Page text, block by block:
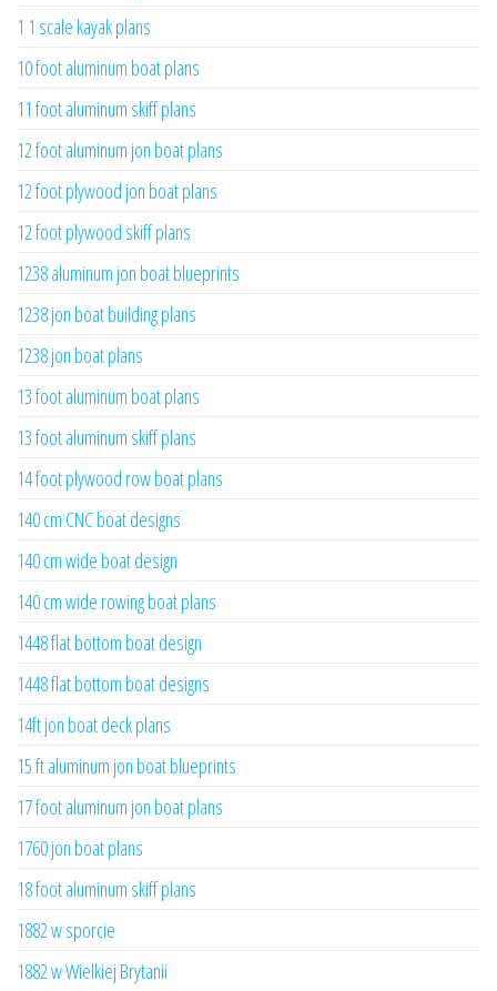
1 1 scale kayak plans
10 foot aluminum boat plans
11 foot aluminum skiff plans
12 foot aluminum jon boat plans
12 foot plywood jon boat plans
12 foot plywood skiff plans
1238 aluminum jon boat blueprints
1238 jon boat building plans
1238 jon boat plans
13 foot aluminum boat plans
13 foot aluminum skiff plans
14 foot plywood row boat plans
140 cm CNC boat designs
140 cm wide boat design
140 cm wide rowing boat plans
1448 flat bottom boat design
1448 flat bottom boat designs
14ft jon boat deck plans
15 ft aluminum jon boat blueprints
17 foot aluminum jon boat plans
1760 jon boat plans
18 foot aluminum skiff plans
1882 w sporcie
1882 w Wielkiej Brytanii